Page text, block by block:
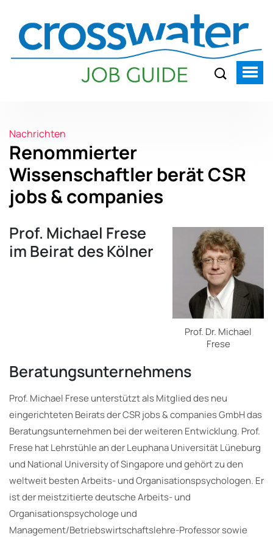
Nachrichten
Renommierter
Wissenschaftler berät CSR
jobs & companies
Prof. Dr. Michael
Frese
Prof. Michael Frese
im Beirat des Kölner
Beratungsunternehmens
Prof. Michael Frese unterstützt als Mitglied des neu
eingerichteten Beirats der CSR jobs & companies GmbH das
Beratungsunternehmen bei der weiteren Entwicklung. Prof.
Frese hat Lehrstühle an der Leuphana Universität Lüneburg
und National University of Singapore und gehört zu den
weltweit besten Arbeits- und Organisationspsychologen. Er
ist der meistzitierte deutsche Arbeits- und
Organisationspsychologe und
Management/Betriebswirtschaftslehre-Professor sowie